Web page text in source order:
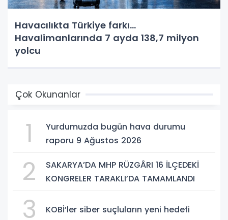
Havacılıkta Türkiye farkı...
Havalimanlarında 7 ayda 138,7 milyon
yolcu
Çok Okunanlar
1
Yurdumuzda bugün hava durumu
raporu 9 Ağustos 2026
2
SAKARYA’DA MHP RÜZGÂRI 16 İLÇEDEKİ
KONGRELER TARAKLI’DA TAMAMLANDI
3 KOBİ’ler siber suçluların yeni hedefi